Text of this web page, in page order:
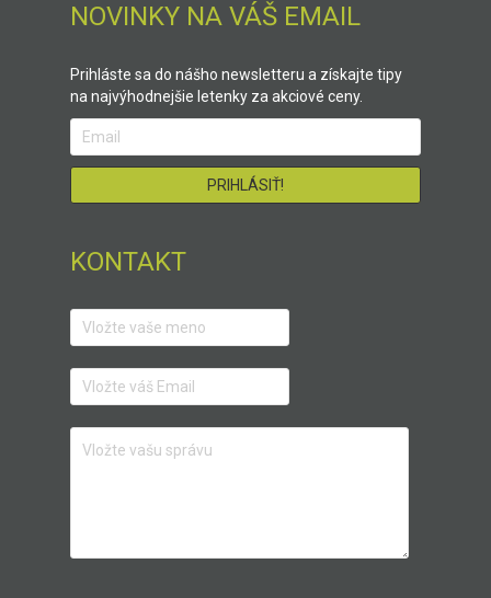
NOVINKY NA VÁŠ EMAIL
Prihláste sa do nášho newsletteru a získajte tipy
na najvýhodnejšie letenky za akciové ceny.
KONTAKT